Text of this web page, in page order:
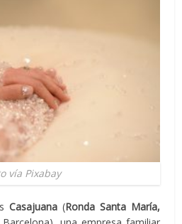
vía Pixabay
Casajuana(Ronda Santa María,